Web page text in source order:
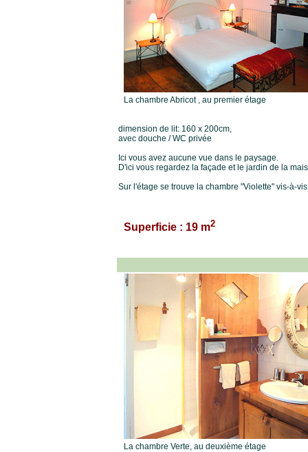
La chambre Abricot , au premier étage
dimension de lit: 160 x 200cm,
avec douche / WC privée
Ici vous avez aucune vue dans le paysage.
D'ici vous regardez la façade et le jardin de la
Sur l'étage se trouve la chambre "Violette" vis-à-
Superficie : 19 m2
La chambre Verte, au deuxième étage